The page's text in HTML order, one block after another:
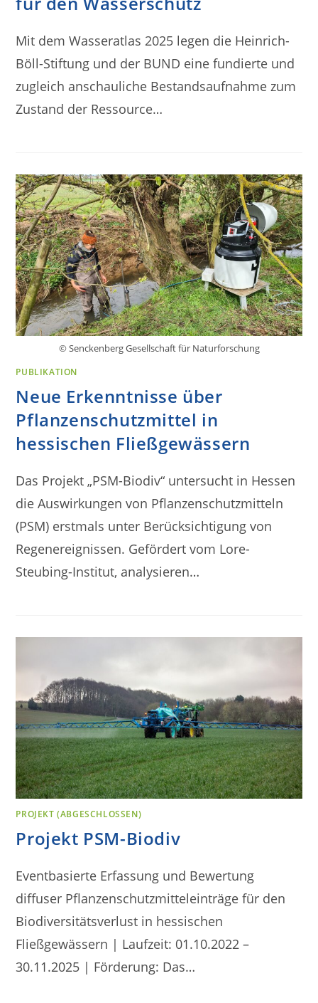
Mit dem Wasseratlas 2025 legen die Heinrich-
Böll-Stiftung und der BUND eine fundierte und
zugleich anschauliche Bestandsaufnahme zum
Zustand der Ressource…
© Senckenberg Gesellschaft für Naturforschung
PUBLIKATION
Neue Erkenntnisse über
Pflanzenschutzmittel in
hessischen Fließgewässern
Das Projekt „PSM-Biodiv“ untersucht in Hessen
die Auswirkungen von Pflanzenschutzmitteln
(PSM) erstmals unter Berücksichtigung von
Regenereignissen. Gefördert vom Lore-
Steubing-Institut, analysieren…
PROJEKT (ABGESCHLOSSEN)
Projekt PSM-Biodiv
Eventbasierte Erfassung und Bewertung
diffuser Pflanzenschutzmitteleinträge für den
Biodiversitätsverlust in hessischen
Fließgewässern | Laufzeit: 01.10.2022 –
30.11.2025 | Förderung: Das…